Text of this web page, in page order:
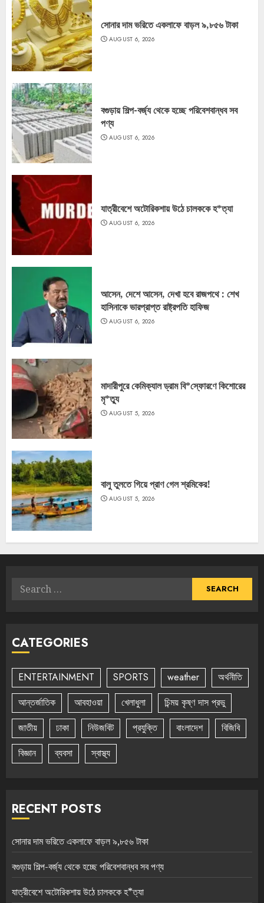
সোনার দাম ভরিতে একলাফে বাড়ল ৯,৮৫৬ টাকা
AUGUST 6, 2026
বগুড়ায় শিল্প-বর্জ্য থেকে হচ্ছে পরিবেশবান্ধব সব
পণ্য
AUGUST 6, 2026
যাত্রীবেশে অটোরিকশায় উঠে চালককে হ*ত্যা
AUGUST 6, 2026
আসেন, দেশে আসেন, দেখা হবে রাজপথে : শেখ
হাসিনাকে ভারপ্রাপ্ত রাষ্ট্রপতি হাফিজ
AUGUST 6, 2026
মাদারীপুরে কেমিক্যাল ড্রাম বি*স্ফোরণে কিশোরের
মৃ*ত্যু
AUGUST 5, 2026
বালু তুলতে গিয়ে প্রাণ গেল শ্রমিকের!
AUGUST 5, 2026
Search
CATEGORIES
ENTERTAINMENT SPORTS weather
অর্থনীতি
আন্তর্জাতিক
আবহাওয়া খেলাধুলা
চিন্ময় কৃষ্ণ দাস প্রভু
জাতীয়
ঢাকা নিউজবিট প্রযুক্তি বাংলাদেশ
বিজিবি
বিজ্ঞান
ব্যবসা স্বাস্থ্য
RECENT POSTS
সোনার দাম ভরিতে একলাফে বাড়ল ৯,৮৫৬ টাকা
বগুড়ায় শিল্প-বর্জ্য থেকে হচ্ছে পরিবেশবান্ধব সব পণ্য
যাত্রীবেশে অটোরিকশায় উঠে চালককে হ*ত্যা